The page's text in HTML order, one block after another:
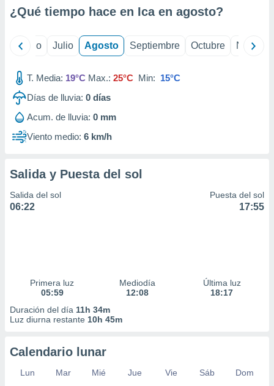
publicidad
1199
¿Qué tiempo hace en Ica en agosto?
Junio Julio Agosto Septiembre Octubre
T. Media: 19°C Max.: 25°C Min: 15°C
Días de lluvia: 0 días
Acum. de lluvia: 0 mm
Viento medio: 6 km/h
Salida y Puesta del sol
Salida del sol
06:22
Puesta del sol
17:55
Primera luz
05:59
Mediodía
12:08
Última luz
18:17
Duración del día 11h 34m
Luz diurna restante 10h 45m
Calendario lunar
Lun Mar Mié Jue Vie Sáb
Dom